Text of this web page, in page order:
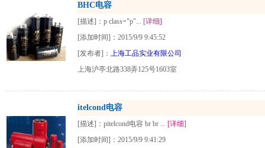
BHC电容
[描述]：p class="p"... [详细]
[添加时间]：2015/9/9 9:45:52
[发布者]： 上海工品实业有限公司
上海沪亭北路338弄125号1603室
itelcond电容
[描述]：pitelcond电容 br br ... [详细]
[添加时间]：2015/9/9 9:41:29